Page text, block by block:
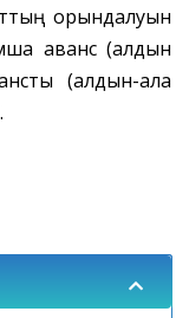
орындалуын
аванс (алдын
(алдын-ала